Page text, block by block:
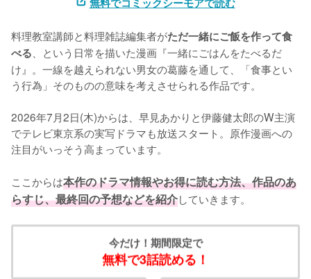
料理教室講師と料理雑誌編集者がただ一緒にご飯を作って食
べる 、という日常を描いた漫画『一緒にごはんをたべるだ
け』。一線を越えられない男女の葛藤を通して、「食事とい
う行為」そのものの意味を考えさせられる作品です。
2026年7月2日(木)からは、早見あかりと伊藤健太郎のW主演
でテレビ東京系の実写ドラマも放送スタート。原作漫画への
注目がいっそう高まっています。
ここからは本作のドラマ情報やお得に読む方法、作品のあ
らすじ、最終回の予想などを紹介していきます。
今だけ！期間限定で
無料で3話読める！